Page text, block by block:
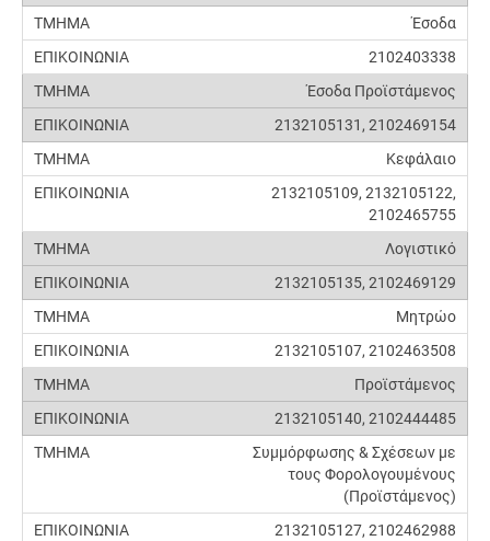
Έσοδα
2102403338
Έσοδα Προϊστάμενος
2132105131, 2102469154
Κεφάλαιο
2132105109, 2132105122,
2102465755
Λογιστικό
2132105135, 2102469129
Μητρώο
2132105107, 2102463508
Προϊστάμενος
2132105140, 2102444485
Συμμόρφωσης & Σχέσεων με
τους Φορολογουμένους
(Προϊστάμενος)
2132105127, 2102462988